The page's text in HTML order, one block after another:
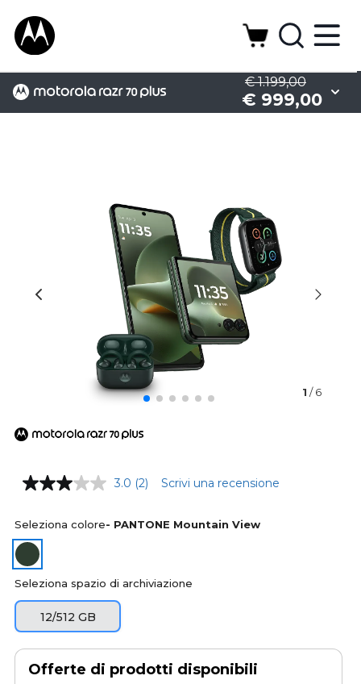
€ 1.199,00
€ 999,00
Camera Design
1 / 6
3.0 (2) Scrivi una recensione
Seleziona colore- PANTONE Mountain View
Seleziona spazio di archiviazione
12/512 GB
Offerte di prodotti disponibili